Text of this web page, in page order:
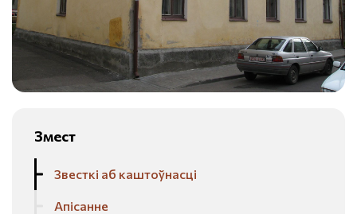
Змест
Звесткі аб каштоўнасці
Апісанне